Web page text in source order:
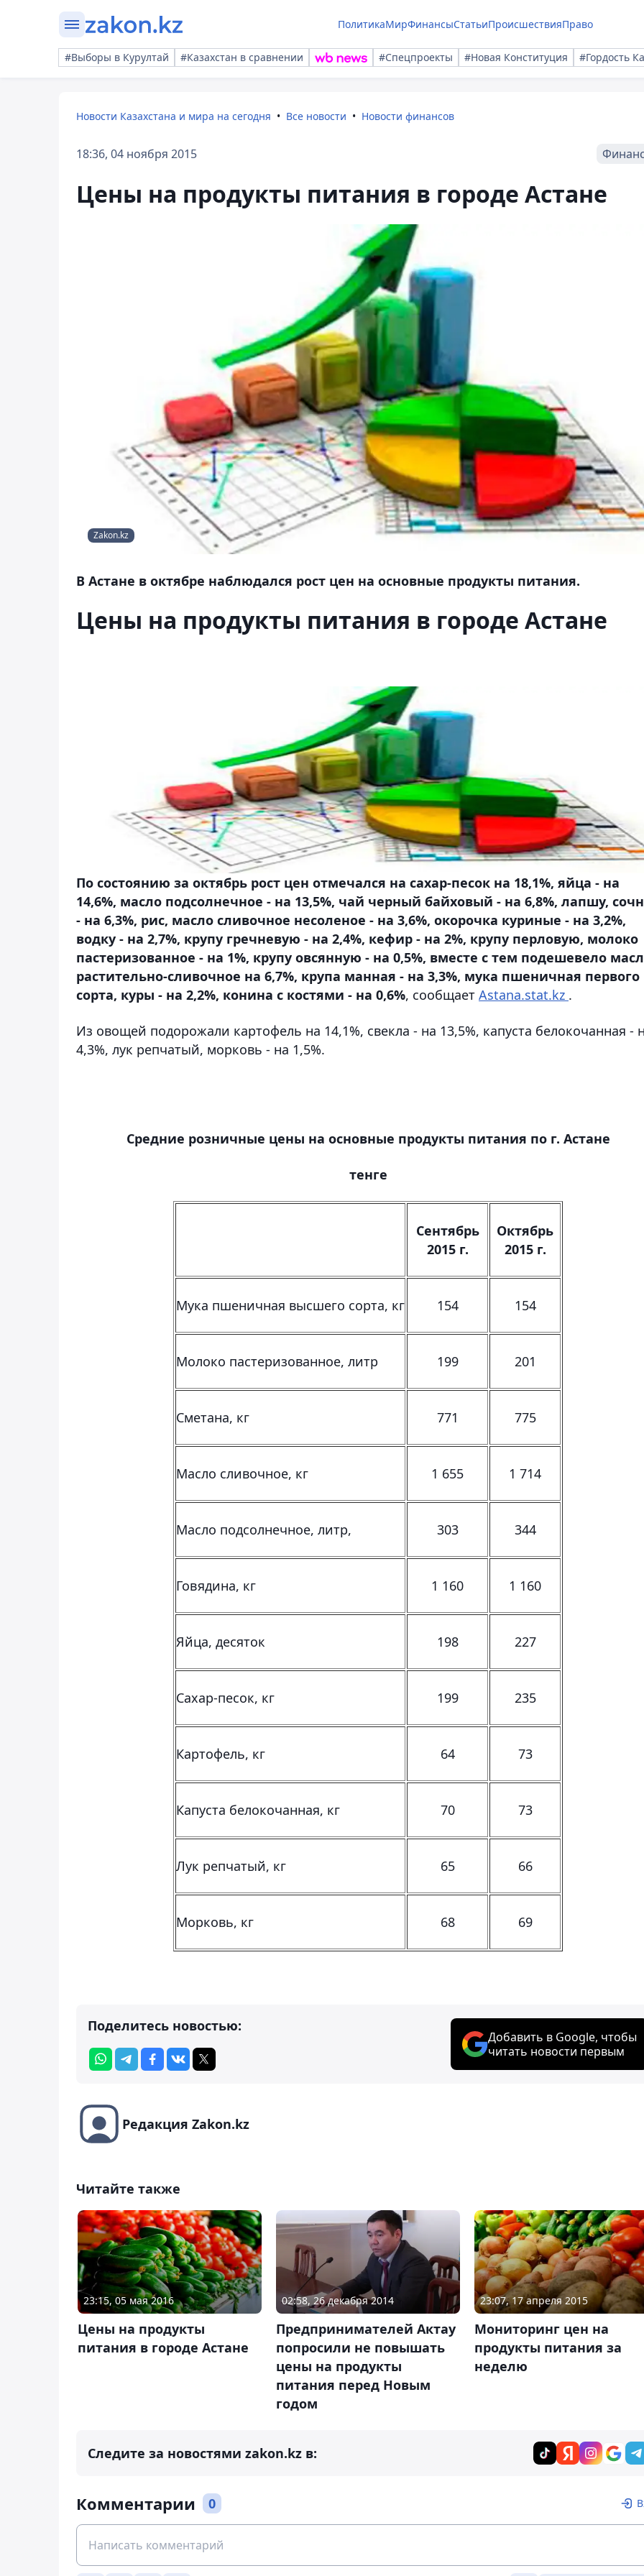
ПолитикаМирФинансыСтатьиПроисшествияПраво
#Выборы в Курултай #Казахстан в сравнении #Спецпроекты #Новая Конституция #Гордость
Новости Казахстана и мира на сегодня Все новости Новости финансов
18:36, 04 ноября 2015
Цены на продукты питания в городе Астане
Zakon.kz
В Астане в октябре наблюдался рост цен на основные продукты питания.
Цены на продукты питания в городе Астане
По состоянию за октябрь рост цен отмечался на сахар-песок на 18,1%, яйца - на
14,6%, масло подсолнечное - на 13,5%, чай черный байховый - на 6,8%, лапшу,
- на 6,3%, рис, масло сливочное несоленое - на 3,6%, окорочка куриные - на 3,2%,
водку - на 2,7%, крупу гречневую - на 2,4%, кефир - на 2%, крупу перловую, молоко
пастеризованное - на 1%, крупу овсянную - на 0,5%, вместе с тем подешевело
растительно-сливочное на 6,7%, крупа манная - на 3,3%, мука пшеничная первого
сорта, куры - на 2,2%, конина с костями - на 0,6%, сообщает Astana.stat.kz .
Из овощей подорожали картофель на 14,1%, свекла - на 13,5%, капуста белокочанная -
4,3%, лук репчатый, морковь - на 1,5%.
Средние розничные цены на основные продукты питания по г. Астане
тенге
Сентябрь
2015 г.
Октябрь
2015 г.
Мука пшеничная высшего сорта, кг 154 154
Молоко пастеризованное, литр 199 201
Сметана, кг 771 775
Масло сливочное, кг 1 655 1 714
Масло подсолнечное, литр, 303 344
Говядина, кг 1 160 1 160
Яйца, десяток 198 227
Сахар-песок, кг 199 235
Картофель, кг 64 73
Капуста белокочанная, кг 70 73
Лук репчатый, кг 65 66
Морковь, кг 68 69
Поделитесь новостью:
Добавить в Google, чтобы
читать новости первым
Редакция Zakon.kz
Читайте также
23:15, 05 мая 2016
Цены на продукты
питания в городе Астане
02:58, 26 декабря 2014
Предпринимателей Актау
попросили не повышать
цены на продукты
питания перед Новым
годом
23:07, 17 апреля 2015
Мониторинг цен на
продукты питания за
неделю
Следите за новостями zakon.kz в:
Комментарии 0